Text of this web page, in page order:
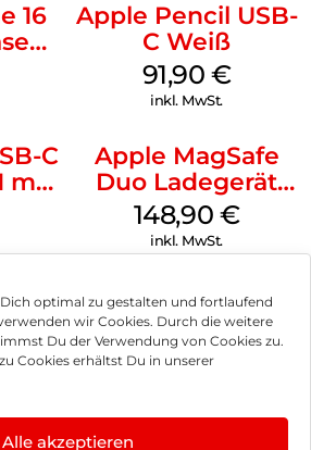
optimal zu gestalten und fortlaufend
wir Cookies. Durch die weitere
Du der Verwendung von Cookies zu.
Cookies erhältst Du in unserer
Alle akzeptieren
16
Apple Pencil USB-
C Weiß
91,90 €
inkl. MwSt.
C
m
Apple MagSafe
Duo Ladegerät
Weiß
148,90 €
inkl. MwSt.